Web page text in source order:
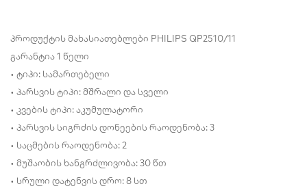
პროდუქტის მახასიათებლები PHILIPS QP2510/11
გარანტია 1 წელი
• ტიპი: სამართებელი
• პარსვის ტიპი: მშრალი და სველი
• კვების ტიპი: აკუმულატორი
• პარსვის სიგრძის დონეების რაოდენობა: 3
• საცმების რაოდენობა: 2
• მუშაობის ხანგრძლივობა: 30 წთ
• სრული დატენვის დრო: 8 სთ